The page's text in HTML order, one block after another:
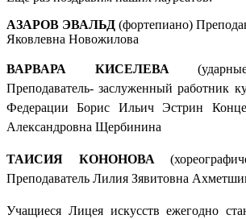
АЗАРОВ ЭВАЛЬД (фортепиано)
Яковлевна Новожилова
ВАРВАРА КИСЕЛЕВА
Преподаватель- заслуженный работник
Федерации Борис Ильич Эстрин
Александровна Щербинина
ТАИСИЯ КОНОНОВА
Преподаватель Лилия Зявитовна
Учащиеся Лицея искусств ежегодно